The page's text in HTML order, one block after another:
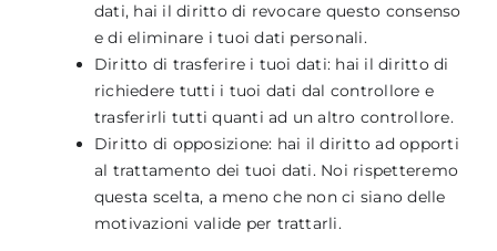
dati, hai il diritto di revocare questo consenso
e di eliminare i tuoi dati personali.
Diritto di trasferire i tuoi dati: hai il diritto di
richiedere tutti i tuoi dati dal controllore e
trasferirli tutti quanti ad un altro controllore.
Diritto di opposizione: hai il diritto ad opporti
al trattamento dei tuoi dati. Noi rispetteremo
questa scelta, a meno che non ci siano delle
motivazioni valide per trattarli.